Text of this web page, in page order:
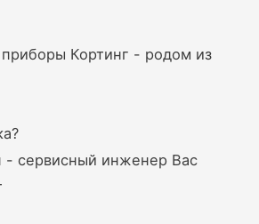
Кортинг - родом из
- сервисный инженер Вас